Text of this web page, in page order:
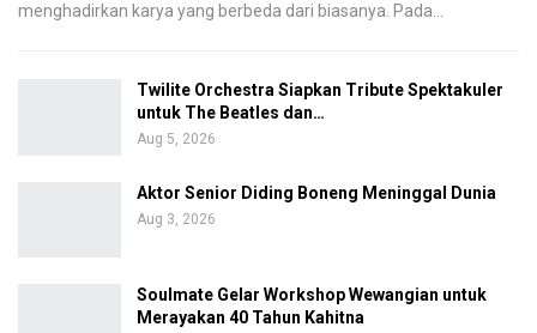
menghadirkan karya yang berbeda dari biasanya. Pada
Twilite Orchestra Siapkan Tribute Spektakuler
untuk The Beatles dan…
Aug 5, 2026
Aktor Senior Diding Boneng Meninggal Dunia
Aug 3, 2026
Soulmate Gelar Workshop Wewangian untuk
Merayakan 40 Tahun Kahitna